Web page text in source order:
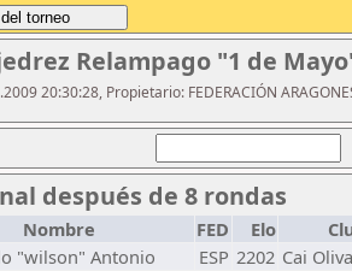
Relampago "1 de
20:30:28, Propietario: FEDERACIÓN
después de 8 rondas
Nombre FED Elo
"wilson" Antonio ESP 2202 Cai